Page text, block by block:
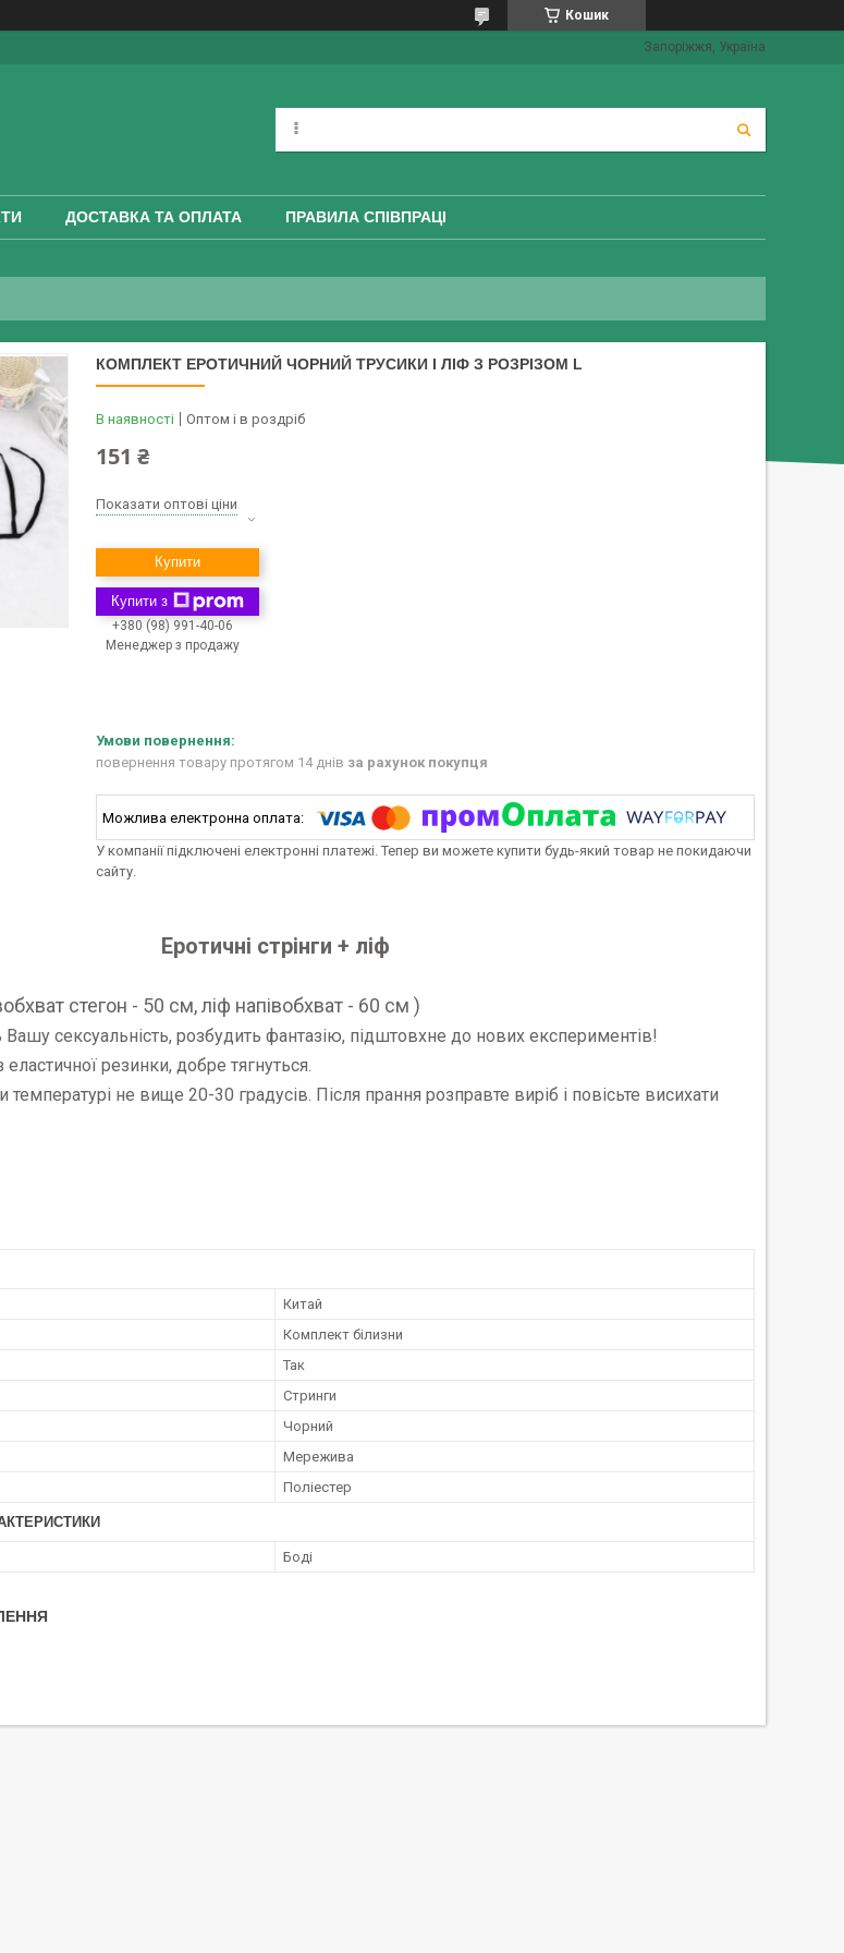
Кошик
Запоріжжя, Україна
ДОСТАВКА ТА ОПЛАТА ПРАВИЛА СПІВПРАЦІ
КОМПЛЕКТ ЕРОТИЧНИЙ ЧОРНИЙ ТРУСИКИ І ЛІФ З РОЗРІЗОМ L
В наявності Оптом і в роздріб
151 ₴
Показати оптові ціни
Купити
Купити з
+380 (98) 991-40-06
Менеджер з продажу
повернення товару протягом 14 днів за рахунок покупця
У компанії підключені електронні платежі. Тепер ви можете купити будь-який товар не покидаючи
сайту.
Еротичні стрінги + ліф
стегон - 50 см, ліф напівобхват - 60 см )
Вашу сексуальність, розбудить фантазію, підштовхне до нових експериментів!
еластичної резинки, добре тягнуться.
не вище 20-30 градусів. Після прання розправте виріб і повісьте висихати
Китай
Комплект білизни
Так
Стринги
Чорний
Мережива
Поліестер
Боді